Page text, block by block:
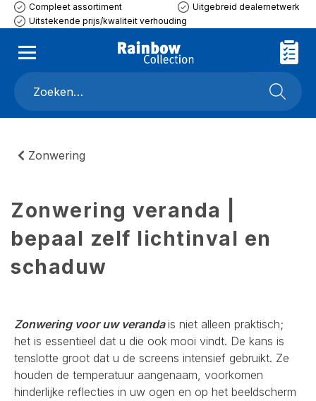
Compleet assortiment
Uitgebreid dealernetwerk
Uitstekende prijs/kwaliteit verhouding
Zonwering
Zonwering veranda |
bepaal zelf lichtinval en
schaduw
Zonwering voor uw verandais niet alleen praktisch;
het is essentieel dat u die ook mooi vindt. De kans is
tenslotte groot dat u de screens intensief gebruikt. Ze
houden de temperatuur aangenaam, voorkomen
hinderlijke reflecties in uw ogen en op het beeldscherm